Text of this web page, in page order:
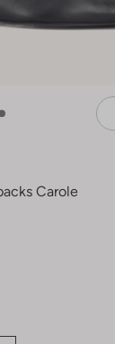
Carole